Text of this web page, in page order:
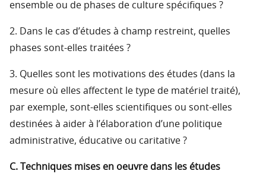
ensemble ou de phases de culture spécifiques ?
2. Dans le cas d’études à champ restreint, quelles
phases sont-elles traitées ?
3. Quelles sont les motivations des études (dans la
mesure où elles affectent le type de matériel traité),
par exemple, sont-elles scientifiques ou sont-elles
destinées à aider à l’élaboration d’une politique
administrative, éducative ou caritative ?
C. Techniques mises en oeuvre dans les études